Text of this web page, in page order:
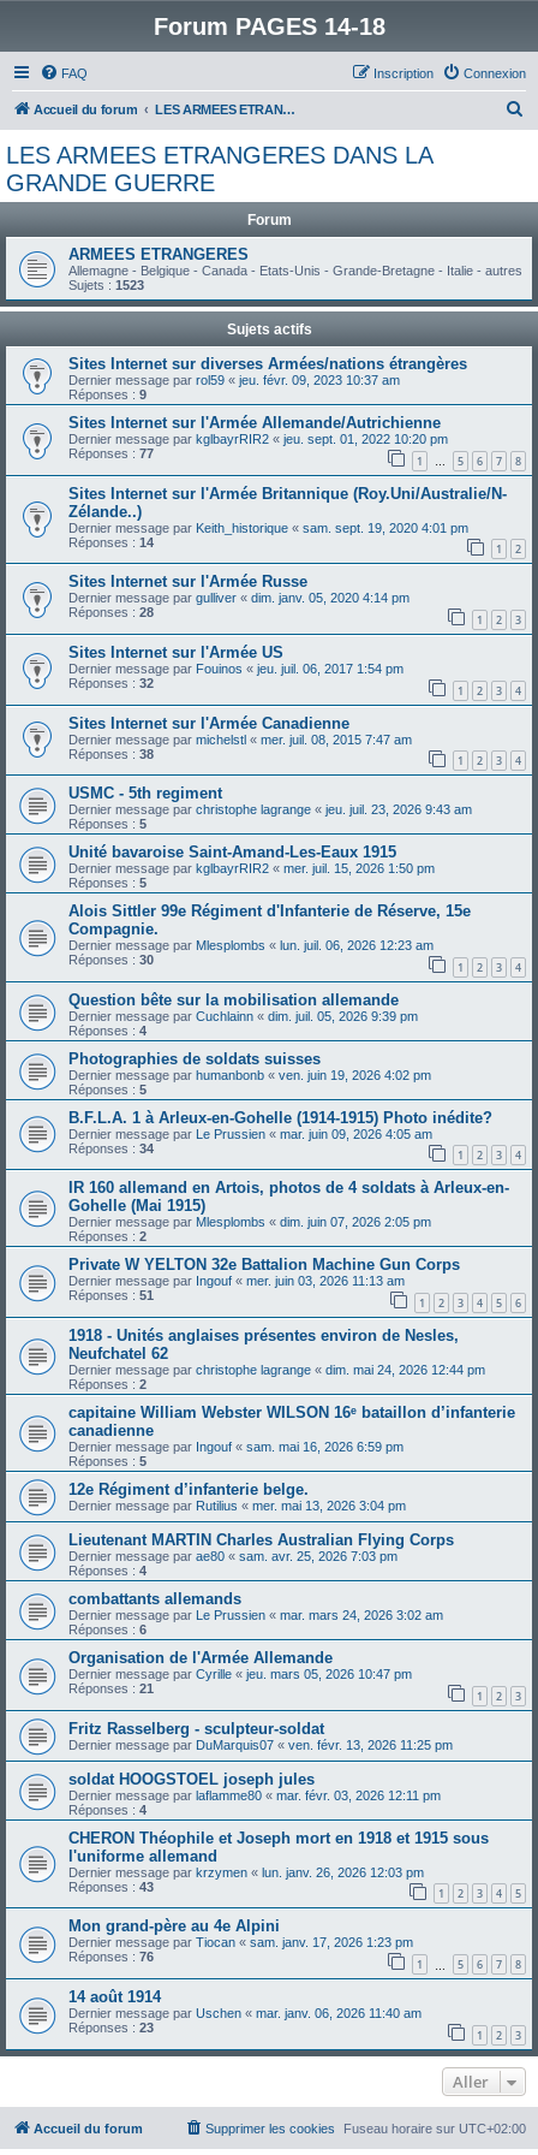
Forum PAGES 14-18
FAQ Connexion
Inscription
Accueil du forum LES ARMEES ETRANGERES DANS LA GRANDE GUERRE
h
LES ARMEES ETRANGERES DANS LA
GRANDE GUERRE
Forum
ARMEES ETRANGERES
Allemagne - Belgique - Canada - Etats-Unis - Grande-Bretagne - Italie - autres
Sujets : 1523
Sujets actifs
Sites Internet sur diverses Armées/nations étrangères
Dernier message par rol59 « jeu. févr. 09, 2023 10:37 am
Réponses : 9
Sites Internet sur l'Armée Allemande/Autrichienne
Dernier message par kglbayrRIR2 « jeu. sept. 01, 2022 10:20 pm
Réponses : 77 1 … 5 6 7 8
Sites Internet sur l'Armée Britannique (Roy.Uni/Australie/N-
Zélande..)
Dernier message par Keith_historique « sam. sept. 19, 2020 4:01 pm
Réponses : 14 1 2
Sites Internet sur l'Armée Russe
Dernier message par gulliver « dim. janv. 05, 2020 4:14 pm
Réponses : 28 1 2 3
Sites Internet sur l'Armée US
Dernier message par Fouinos « jeu. juil. 06, 2017 1:54 pm
Réponses : 32 1 2 3 4
Sites Internet sur l'Armée Canadienne
Dernier message par michelstl « mer. juil. 08, 2015 7:47 am
Réponses : 38 1 2 3 4
USMC - 5th regiment
Dernier message par christophe lagrange « jeu. juil. 23, 2026 9:43 am
Réponses : 5
Unité bavaroise Saint-Amand-Les-Eaux 1915
Dernier message par kglbayrRIR2 « mer. juil. 15, 2026 1:50 pm
Réponses : 5
Alois Sittler 99e Régiment d'Infanterie de Réserve, 15e
Compagnie.
Dernier message par Mlesplombs « lun. juil. 06, 2026 12:23 am
Réponses : 30 1 2 3 4
Question bête sur la mobilisation allemande
Dernier message par Cuchlainn « dim. juil. 05, 2026 9:39 pm
Réponses : 4
Photographies de soldats suisses
Dernier message par humanbonb « ven. juin 19, 2026 4:02 pm
Réponses : 5
B.F.L.A. 1 à Arleux-en-Gohelle (1914-1915) Photo inédite?
Dernier message par Le Prussien « mar. juin 09, 2026 4:05 am
Réponses : 34 1 2 3 4
IR 160 allemand en Artois, photos de 4 soldats à Arleux-en-
Gohelle (Mai 1915)
Dernier message par Mlesplombs « dim. juin 07, 2026 2:05 pm
Réponses : 2
Private W YELTON 32e Battalion Machine Gun Corps
Dernier message par Ingouf « mer. juin 03, 2026 11:13 am
Réponses : 51 1 2 3 4 5 6
1918 - Unités anglaises présentes environ de Nesles,
Neufchatel 62
Dernier message par christophe lagrange « dim. mai 24, 2026 12:44 pm
Réponses : 2
capitaine William Webster WILSON 16ᵉ bataillon d’infanterie
canadienne
Dernier message par Ingouf « sam. mai 16, 2026 6:59 pm
Réponses : 5
12e Régiment d’infanterie belge.
Dernier message par Rutilius « mer. mai 13, 2026 3:04 pm
Lieutenant MARTIN Charles Australian Flying Corps
Dernier message par ae80 « sam. avr. 25, 2026 7:03 pm
Réponses : 4
combattants allemands
Dernier message par Le Prussien « mar. mars 24, 2026 3:02 am
Réponses : 6
Organisation de l'Armée Allemande
Dernier message par Cyrille « jeu. mars 05, 2026 10:47 pm
Réponses : 21 1 2 3
Fritz Rasselberg - sculpteur-soldat
Dernier message par DuMarquis07 « ven. févr. 13, 2026 11:25 pm
soldat HOOGSTOEL joseph jules
Dernier message par laflamme80 « mar. févr. 03, 2026 12:11 pm
Réponses : 4
CHERON Théophile et Joseph mort en 1918 et 1915 sous
l'uniforme allemand
Dernier message par krzymen « lun. janv. 26, 2026 12:03 pm
Réponses : 43 1 2 3 4 5
Mon grand-père au 4e Alpini
Dernier message par Tiocan « sam. janv. 17, 2026 1:23 pm
Réponses : 76 1 5 6 7 8
14 août 1914
Dernier message par Uschen « mar. janv. 06, 2026 11:40 am
Réponses : 23 1 2 3
Aller
Accueil du forum Fuseau horaire sur UTC+02:00
Supprimer les cookies